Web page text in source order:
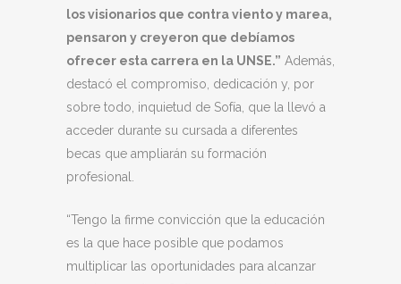
los visionarios que contra viento y marea,
pensaron y creyeron que debíamos
ofrecer esta carrera en la UNSE.” Además,
destacó el compromiso, dedicación y, por
sobre todo, inquietud de Sofía, que la llevó a
acceder durante su cursada a diferentes
becas que ampliarán su formación
profesional.
“Tengo la firme convicción que la educación
es la que hace posible que podamos
multiplicar las oportunidades para alcanzar